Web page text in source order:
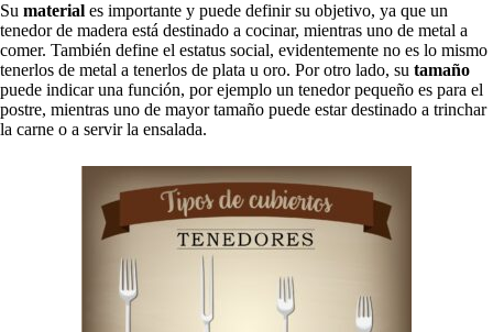
Su material es importante y puede definir su objetivo, ya que un
tenedor de madera está destinado a cocinar, mientras uno de metal a
comer. También define el estatus social, evidentemente no es lo mismo
tenerlos de metal a tenerlos de plata u oro. Por otro lado, su tamaño
puede indicar una función, por ejemplo un tenedor pequeño es para el
postre, mientras uno de mayor tamaño puede estar destinado a trinchar
la carne o a servir la ensalada.